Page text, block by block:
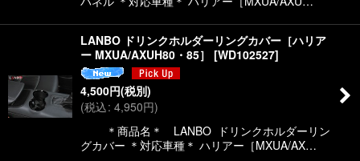
LANBO ドリンクホルダーリングカバー［ハリア
ー MXUA/AXUH80・85］
[WD102527]
4,500円(税別)
(税込: 4,950円)
＊商品名＊ LANBO ドリンクホルダーリン
グカバー ＊対応車種＊ ハリアー［MXUA/AX…